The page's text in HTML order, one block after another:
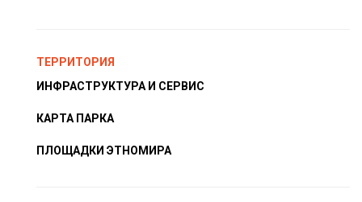
ТЕРРИТОРИЯ
ИНФРАСТРУКТУРА И СЕРВИС
КАРТА ПАРКА
ПЛОЩАДКИ ЭТНОМИРА